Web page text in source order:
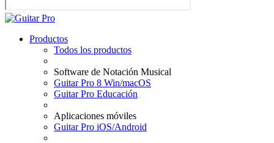
Productos
Todos los productos
Software de Notación Musical
Guitar Pro 8 Win/macOS
Guitar Pro Educación
Aplicaciones móviles
Guitar Pro iOS/Android